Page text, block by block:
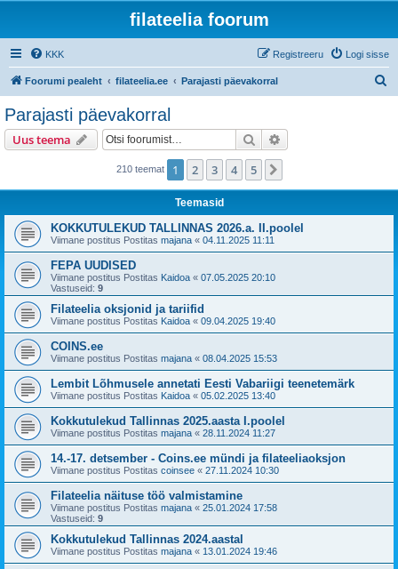
filateelia foorum
KKK Logi sisse
Registreeru
Foorumi pealeht filateelia.ee Parajasti päevakorral
Parajasti päevakorral
Uus teema Otsi
210 teemat 1 2 3 4 5
Teemasid
KOKKUTULEKUD TALLINNAS 2026.a. II.poolel
Viimane postitus Postitas majana « 04.11.2025 11:11
FEPA UUDISED
Viimane postitus Postitas Kaidoa « 07.05.2025 20:10
Vastuseid: 9
Filateelia oksjonid ja tariifid
Viimane postitus Postitas Kaidoa « 09.04.2025 19:40
COINS.ee
Viimane postitus Postitas majana « 08.04.2025 15:53
Lembit Lõhmusele annetati Eesti Vabariigi teenetemärk
Viimane postitus Postitas Kaidoa « 05.02.2025 13:40
Kokkutulekud Tallinnas 2025.aasta I.poolel
Viimane postitus Postitas majana « 28.11.2024 11:27
14.-17. detsember - Coins.ee mündi ja filateeliaoksjon
Viimane postitus Postitas coinsee « 27.11.2024 10:30
Filateelia näituse töö valmistamine
Viimane postitus Postitas majana « 25.01.2024 17:58
Vastuseid: 9
Kokkutulekud Tallinnas 2024.aastal
Viimane postitus Postitas majana « 13.01.2024 19:46